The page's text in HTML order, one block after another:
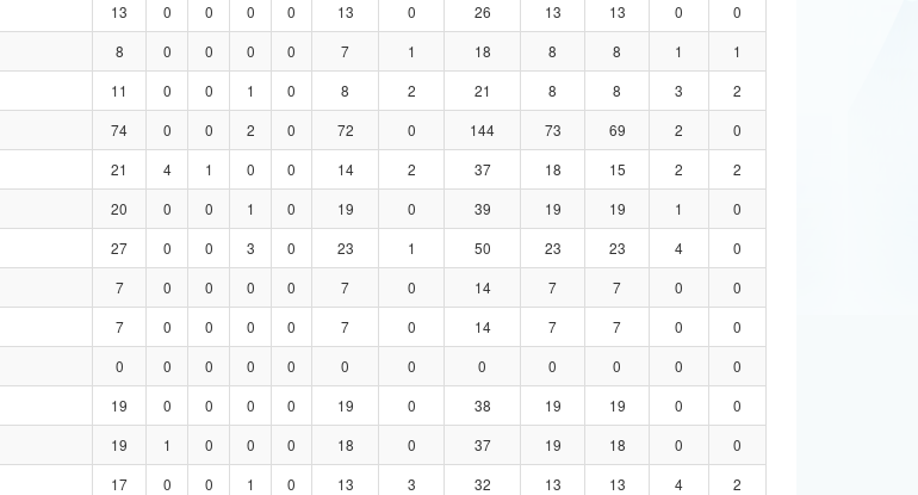
13 0 0 0 0 13 0 26 13 13 0
0
8 0 0 0 0 7 1 18 8 8 1
1
11 0 0 1 0 8 2 21 8 8 3
2
74 0 0 2 0 72 0 144 73 69 2
0
21 4 1 0 0 14 2 37 18 15 2
2
20 0 0 1 0 19 0 39 19 19 1
0
27 0 0 3 0 23 1 50 23 23 4
0
7 0 0 0 0 7 0 14 7 7 0
0
7 0 0 0 0 7 0 14 7 7 0
0
0 0 0 0 0 0 0 0 0 0 0
0
19 0 0 0 0 19 0 38 19 19 0
0
19 1 0 0 0 18 0 37 19 18 0
0
17 0 0 1 0 13 3 32 13 13 4
2